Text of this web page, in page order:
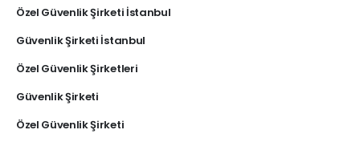
Özel Güvenlik Şirketi İstanbul
Güvenlik Şirketi İstanbul
Özel Güvenlik Şirketleri
Güvenlik Şirketi
Özel Güvenlik Şirketi